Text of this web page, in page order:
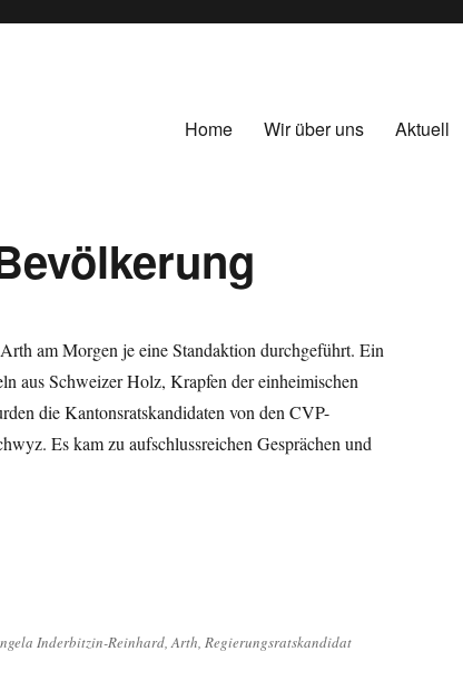
Home Wir über uns Aktuell
am Morgen je eine Standaktion durchgeführt. Ein
aus Schweizer Holz, Krapfen der einheimischen
die Kantonsratskandidaten von den CVP-
Es kam zu aufschlussreichen Gesprächen und
Inderbitzin-Reinhard, Arth, Regierungsratskandidat